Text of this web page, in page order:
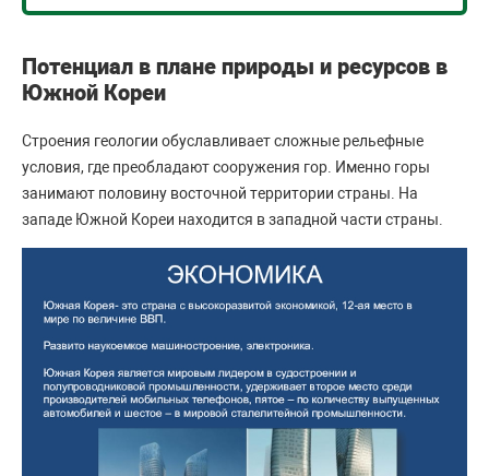
Потенциал в плане природы и ресурсов в
Южной Кореи
Строения геологии обуславливает сложные рельефные
условия, где преобладают сооружения гор. Именно горы
занимают половину восточной территории страны. На
западе Южной Кореи находится в западной части страны.